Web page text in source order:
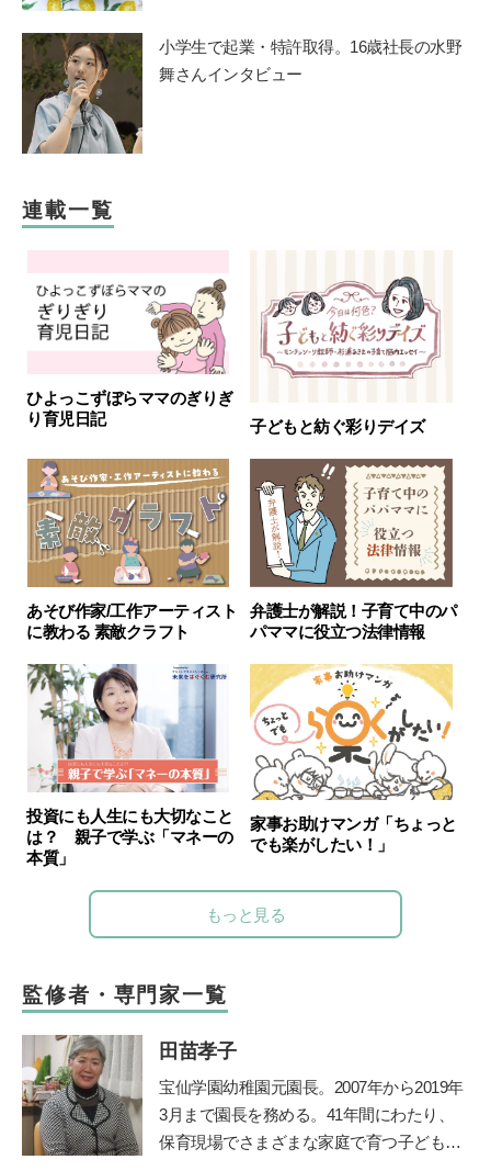
小学生で起業・特許取得。16歳社長の水野
舞さんインタビュー
連載一覧
ひよっこずぼらママのぎりぎ
り育児日記
子どもと紡ぐ彩りデイズ
あそび作家/工作アーティスト
に教わる 素敵クラフト
弁護士が解説！子育て中のパ
パママに役立つ法律情報
投資にも人生にも大切なこと
は？ 親子で学ぶ「マネーの
本質」
家事お助けマンガ「ちょっと
でも楽がしたい！」
もっと見る
監修者・専門家一覧
田苗孝子
宝仙学園幼稚園元園長。2007年から2019年
3月まで園長を務める。41年間にわたり、
保育現場でさまざまな家庭で育つ子どもと